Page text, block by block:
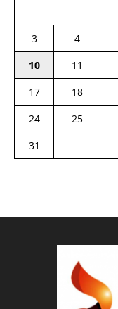
3
4
10
11
17
18
24
25
31